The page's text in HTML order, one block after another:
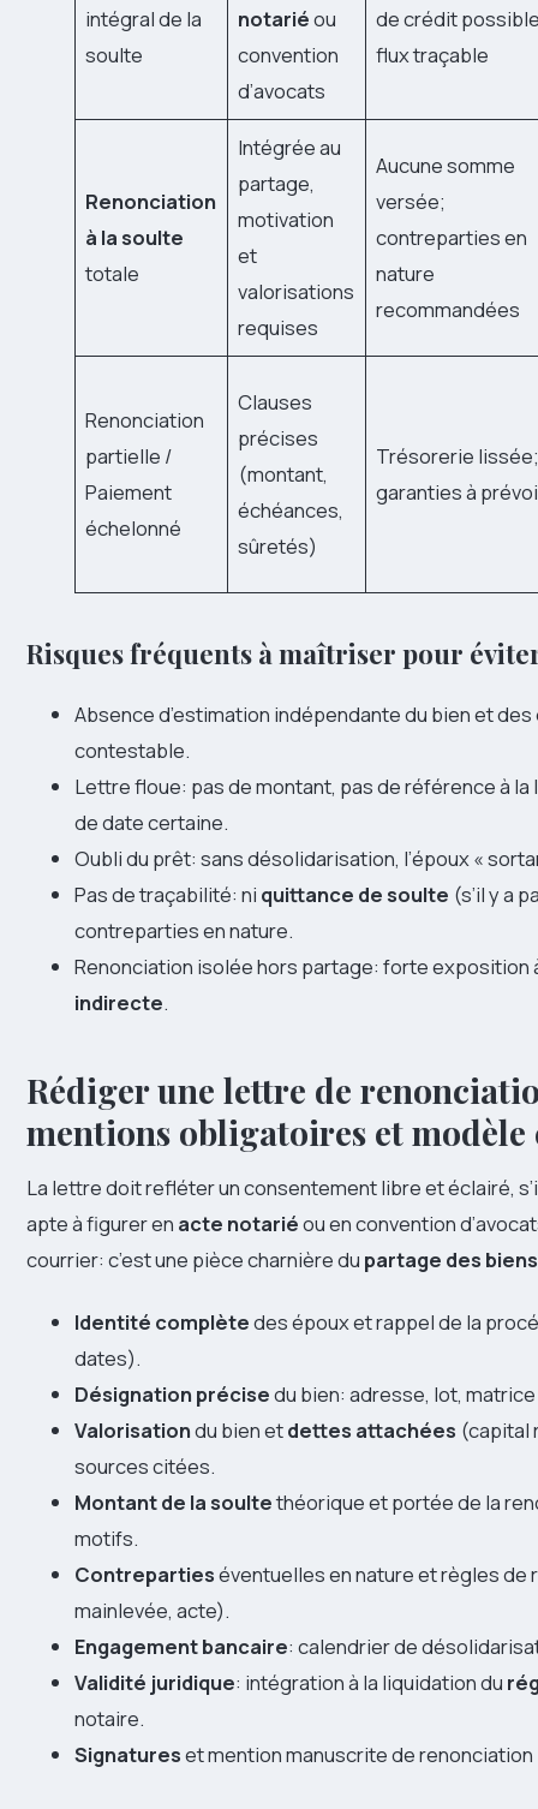
intégral de la
soulte
notariéou
convention
d’avocats
de crédit
flux traçable
Renonciation
à la soulte
totale
Intégrée au
partage,
motivation
et
valorisations
requises
Aucune somme
versée;
contreparties en
nature
recommandées
Renonciation
partielle /
Paiement
échelonné
Clauses
précises
(montant,
échéances,
sûretés)
Trésorerie
garanties à
Risques fréquents à maîtriser pour
Absence d’estimation indépendante du bien et
contestable.
Lettre floue: pas de montant, pas de référence à
de date certaine.
Oubli du prêt: sans désolidarisation, l’époux «
Pas de traçabilité: ni quittance de soulte (s’il y a
contreparties en nature.
Renonciation isolée hors partage: forte exposition
indirecte.
Rédiger une lettre de
mentions obligatoires et modèle
La lettre doit refléter un consentement libre et éclairé,
apte à figurer en acte notariéou en convention
courrier: c’est une pièce charnière du partage des biens
Identité complètedes époux et rappel de la
dates).
Désignation précisedu bien: adresse, lot,
Valorisationdu bien etdettes attachées (capital
sources citées.
Montant de la soultethéorique et portée de la
motifs.
Contrepartieséventuelles en nature et règles
mainlevée, acte).
Engagement bancaire: calendrier de
Validité juridique: intégration à la liquidation du
notaire.
Signatureset mention manuscrite de